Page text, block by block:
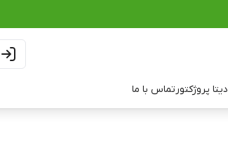
دیتا پروژکتورتماس با ما